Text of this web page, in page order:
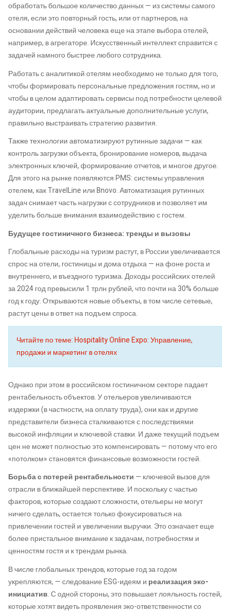
обработать большое количество данных — из системы самого
отеля, если это повторный гость, или от партнеров, на
основании действий человека еще на этапе выбора отелей,
например, в агрегаторе. Искусственный интеллект справится с
задачей намного быстрее любого сотрудника.
Работать с аналитикой отелям необходимо не только для того,
чтобы формировать персональные предложения гостям, но и
чтобы в целом адаптировать сервисы под потребности целевой
аудитории, предлагать актуальные дополнительные услуги,
правильно выстраивать стратегию развития.
Также технологии автоматизируют рутинные задачи — как
контроль загрузки объекта, бронирование номеров, выдача
электронных ключей, формирование отчетов, и многое другое.
Для этого на рынке появляются PMS: системы управления
отелем, как TravelLine или Bnovo. Автоматизация рутинных
задач снимает часть нагрузки с сотрудников и позволяет им
уделить больше внимания взаимодействию с гостем.
Будущее гостиничного бизнеса: тренды и вызовы
Глобальные расходы на туризм растут, в России увеличивается
спрос на отели, гостиницы и дома отдыха — на фоне роста и
внутреннего, и въездного туризма. Доходы российских отелей
за 2024 год превысили 1 трлн рублей, что почти на 30% больше
год к году. Открываются новые объекты, в том числе сетевые,
растут цены в ответ на подъем спроса.
Читайте по теме: Hospitality Online Expo: Управление,
продажи и маркетинг в отелях
Однако при этом в российском гостиничном секторе падает
рентабельность объектов. У отельеров увеличиваются
издержки (в частности, на оплату труда), они как и другие
представители бизнеса сталкиваются с последствиями
высокой инфляции и ключевой ставки. И даже текущий подъем
цен не может полностью это компенсировать — потому что его
«потолком» становятся финансовые возможности гостей.
Борьба с потерей рентабельности — ключевой вызов для
отрасли в ближайшей перспективе. И поскольку с частью
факторов, которые создают сложности, отельеры не могут
ничего сделать, остается только фокусироваться на
привлечении гостей и увеличении выручки. Это означает еще
более пристальное внимание к задачам, потребностям и
ценностям гостя и к трендам рынка.
В числе глобальных трендов, которые год за годом
укрепляются, — следование ESG-идеям и реализация эко-
инициатив. С одной стороны, это повышает лояльность гостей,
которые хотят видеть проявления эко-ответственности со